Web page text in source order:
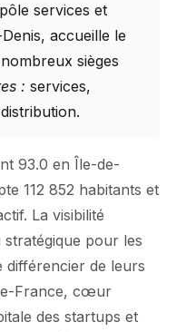
pôle services et
accueille le
sièges
: services,
93.0 en Île-de-
112 852 habitants et
La visibilité
pour les
différencier de leurs
France, cœur
des startups et